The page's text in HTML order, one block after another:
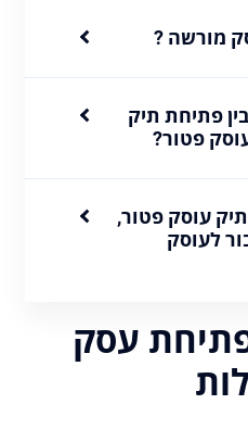
מורשה ?
פתיחת תיק
פטור?
עוסק פטור,
לעוסק
עסק